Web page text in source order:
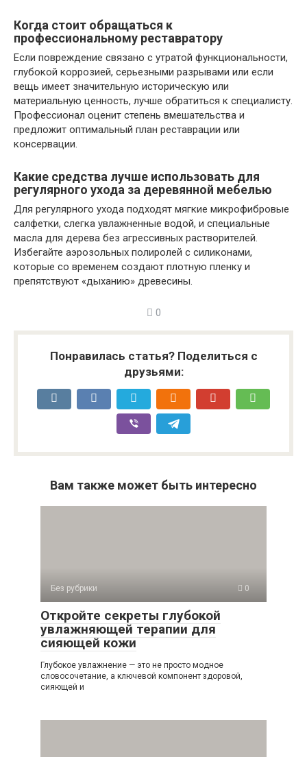
Когда стоит обращаться к
профессиональному реставратору
Если повреждение связано с утратой функциональности,
глубокой коррозией, серьезными разрывами или если
вещь имеет значительную историческую или
материальную ценность, лучше обратиться к специалисту.
Профессионал оценит степень вмешательства и
предложит оптимальный план реставрации или
консервации.
Какие средства лучше использовать для
регулярного ухода за деревянной мебелью
Для регулярного ухода подходят мягкие микрофибровые
салфетки, слегка увлажненные водой, и специальные
масла для дерева без агрессивных растворителей.
Избегайте аэрозольных полиролей с силиконами,
которые со временем создают плотную пленку и
препятствуют «дыханию» древесины.
0
Понравилась статья? Поделиться с
друзьями:
Вам также может быть интересно
Без рубрики 0
Откройте секреты глубокой
увлажняющей терапии для
сияющей кожи
Глубокое увлажнение — это не просто модное
словосочетание, а ключевой компонент здоровой,
сияющей и